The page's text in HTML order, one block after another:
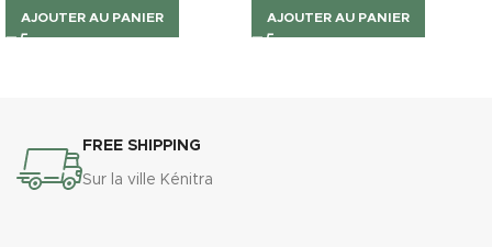
AJOUTER AU PANIER AJOUTER AU PANIER
FREE SHIPPING
Sur la ville Kénitra